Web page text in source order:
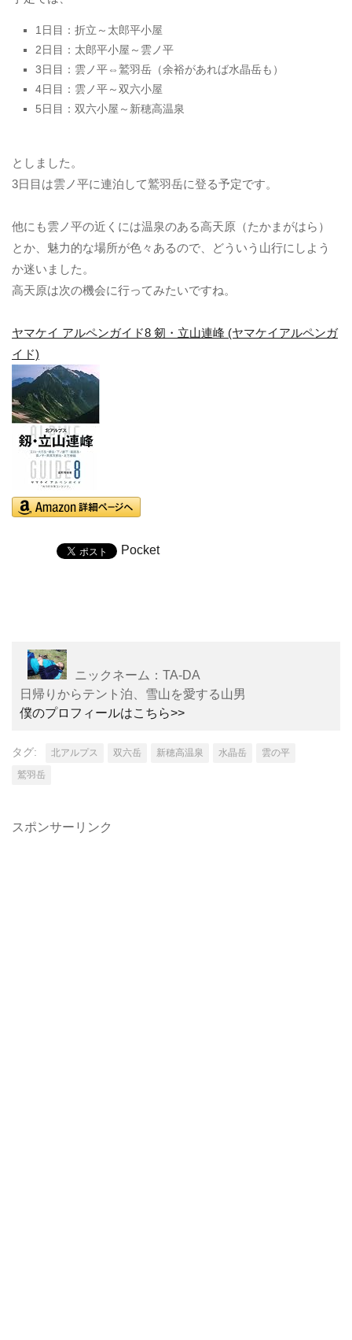
1日目：折立～太郎平小屋
2日目：太郎平小屋～雲ノ平
3日目：雲ノ平⇔鷲羽岳（余裕があれば水晶岳も）
4日目：雲ノ平～双六小屋
5日目：双六小屋～新穂高温泉
としました。
3日目は雲ノ平に連泊して鷲羽岳に登る予定です。
他にも雲ノ平の近くには温泉のある高天原（たかまがはら）
とか、魅力的な場所が色々あるので、どういう山行にしよう
か迷いました。
高天原は次の機会に行ってみたいですね。
ヤマケイ アルペンガイド8 剱・立山連峰 (ヤマケイアルペンガ
イド)
Pocket
ニックネーム：TA-DA
日帰りからテント泊、雪山を愛する山男
僕のプロフィールはこちら>>
タグ: 北アルプス 双六岳 新穂高温泉 水晶岳
雲の平
鷲羽岳
スポンサーリンク